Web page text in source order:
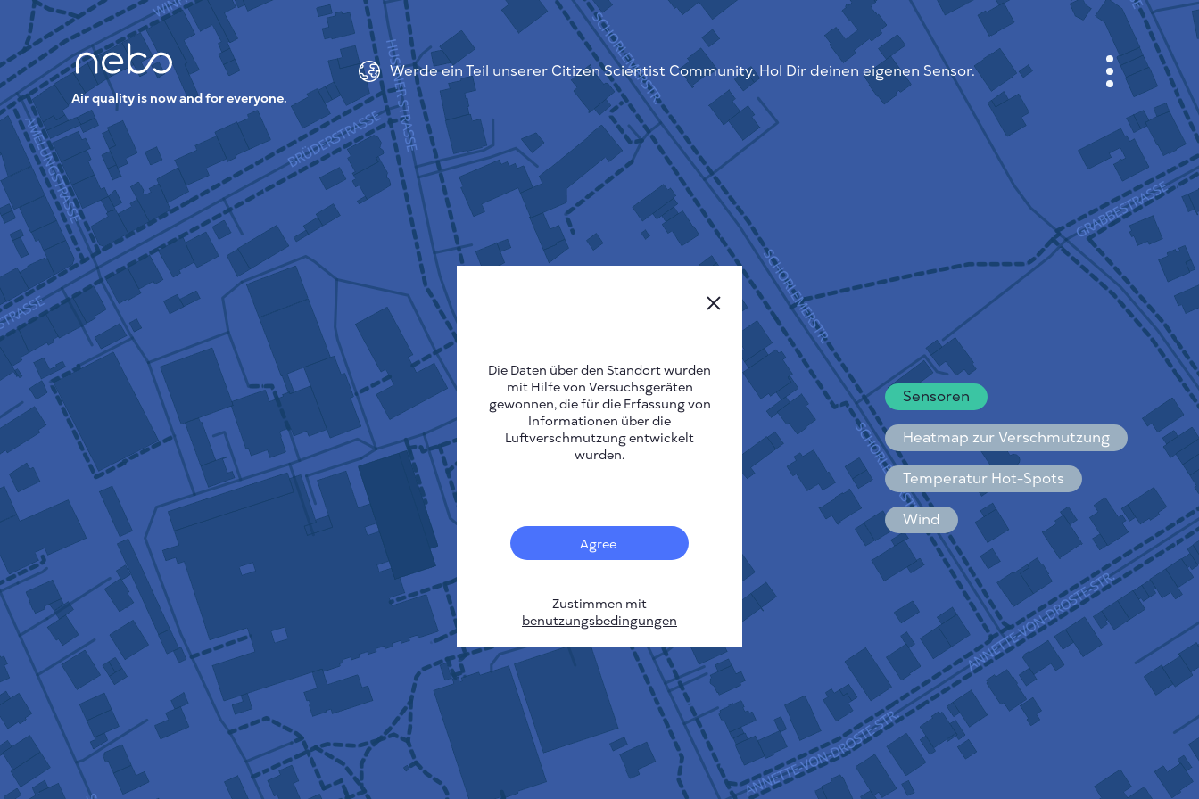
Air quality is now and for everyone.
Werde ein Teil unserer Citizen Scientist Community. Hol Dir deinen eigenen Sensor.
Sensoren
Heatmap zur Verschmutzung
Temperatur Hot-Spots
Wind
ANMELDEN
STADTPLAN
SENSOR NEBO
SPRACHE DER SEITE
Français
FUNKTIONSWEISE
FORSCHUNG
DATENSCHUTZBESTIMMUNGEN
BEDINGUNGEN UND KONDITIONEN
INSTALLATIONSANLEITUNG
API
FAQ
KONTAKT
0
Die Daten über den Standort wurden
mit Hilfe von Versuchsgeräten
gewonnen, die für die Erfassung von
Informationen über die
Luftverschmutzung entwickelt
wurden.
Agree
Zustimmen mit
benutzungsbedingungen